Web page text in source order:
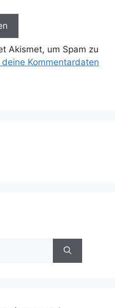
Akismet, um Spam zu
Kommentardaten